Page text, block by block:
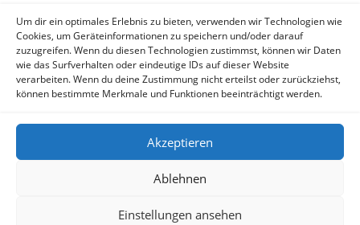
Um dir ein optimales Erlebnis zu bieten, verwenden wir Technologien wie
Cookies, um Geräteinformationen zu speichern und/oder darauf
zuzugreifen. Wenn du diesen Technologien zustimmst, können wir Daten
wie das Surfverhalten oder eindeutige IDs auf dieser Website
verarbeiten. Wenn du deine Zustimmung nicht erteilst oder zurückziehst,
können bestimmte Merkmale und Funktionen beeinträchtigt werden.
Akzeptieren
Ablehnen
Einstellungen ansehen
Recent Comments
Es sind keine Kommentare vorhanden.
Impressum Datenschutzerklärung Cookie-
Termine